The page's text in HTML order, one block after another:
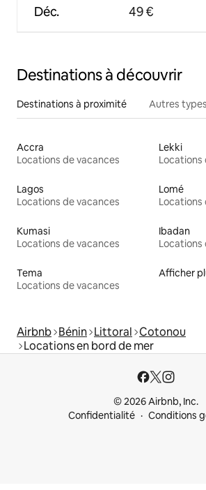
Déc. 49 €
Destinations à découvrir
Destinations à proximité Autres
Accra
Locations de vacances
Lekki
Locations
Lagos
Locations de vacances
Lomé
Locations
Kumasi
Locations de vacances
Ibadan
Locations
Tema
Locations de vacances
Afficher
Airbnb Bénin Littoral Cotonou
Locations en bord de mer
© 2026 Airbnb, Inc.
Confidentialité
Conditions